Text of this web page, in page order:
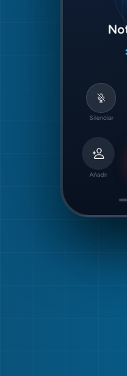
Silenciar
Añadir